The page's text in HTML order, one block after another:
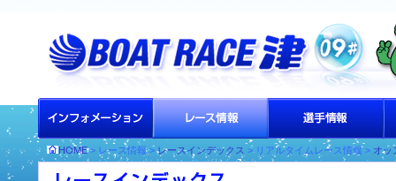
HOME> レース情報 >レースインデックス > リアルタイムレース情報 > オッ